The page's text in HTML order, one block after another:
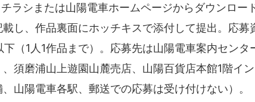
ラシまたは山陽電車ホームページからダウンロー
し、作品裏面にホッチキスで添付して提出。応募
下（1人1作品まで）。応募先は山陽電車案内センタ
須磨浦山上遊園山麓売店、山陽百貨店本館1階イ
山陽電車各駅、郵送での応募は受け付けない）。